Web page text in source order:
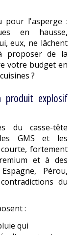
pour l'asperge :
en hausse,
eux, ne lâchent
proposer de la
votre budget en
?
produit explosif
du casse-tête
GMS et les
courte, fortement
et à des
Pérou,
du
:
qui